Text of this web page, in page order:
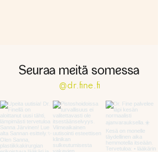
Seuraa meitä somessa
@dr.fine.fi